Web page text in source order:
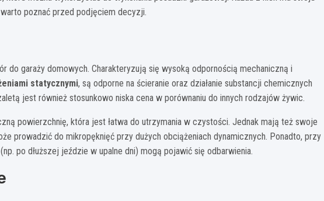
poznać przed podjęciem decyzji.
do garaży domowych. Charakteryzują się wysoką odpornością mechaniczną i
statycznymi, są odporne na ścieranie oraz działanie substancji chemicznych
jest również stosunkowo niska cena w porównaniu do innych rodzajów żywic.
powierzchnię, która jest łatwa do utrzymania w czystości. Jednak mają też swoje
prowadzić do mikropęknięć przy dużych obciążeniach dynamicznych. Ponadto, przy
po dłuższej jeździe w upalne dni) mogą pojawić się odbarwienia.